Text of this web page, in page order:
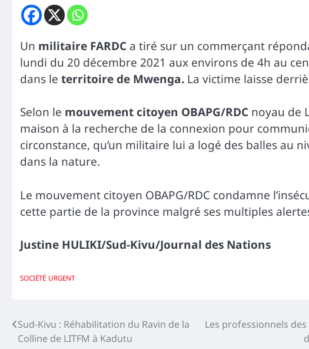
Un militaire FARDC a tiré sur un commerçant
lundi du 20 décembre 2021 aux environs de 4h au
dans le territoire de Mwenga. La victime laisse
Selon le mouvement citoyen OBAPG/RDC noyau de
maison à la recherche de la connexion pour
circonstance, qu’un militaire lui a logé des balles au
dans la nature.
Le mouvement citoyen OBAPG/RDC condamne
cette partie de la province malgré ses multiples
Justine HULIKI/Sud-Kivu/Journal des Nations
SOCIÉTÉ URGENT
Navigation
Sud-Kivu : Réhabilitation du Ravin de la
Colline de LITFM à Kadutu
Les professionnels